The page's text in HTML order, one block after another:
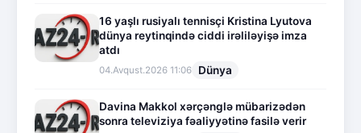
16 yaşlı rusiyalı tennisçi Kristina Lyutova
dünya reytinqində ciddi irəliləyişə imza
atdı
04.Avqust.2026 11:06 Dünya
Davina Makkol xərçənglə mübarizədən
sonra televiziya fəaliyyətinə fasilə verir